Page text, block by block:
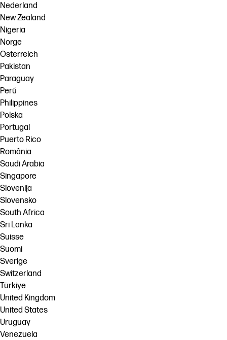
Nederland
New Zealand
Nigeria
Norge
Österreich
Pakistan
Paraguay
Perú
Philippines
Polska
Portugal
Puerto Rico
România
Saudi Arabia
Singapore
Slovenija
Slovensko
South Africa
Sri Lanka
Suisse
Suomi
Sverige
Switzerland
Türkiye
United Kingdom
United States
Uruguay
Venezuela